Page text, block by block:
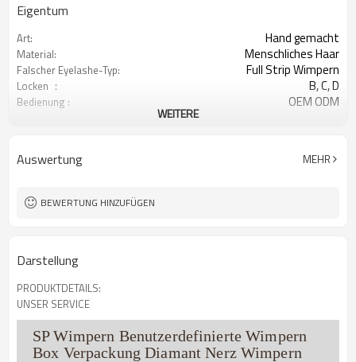
Eigentum
Art: Hand gemacht
Material: Menschliches Haar
Falscher Eyelashe-Typ: Full Strip Wimpern
Locken ： B, C, D
Bedienung : OEM ODM
Maßgeschneiderte paket akzeptiert
WEITERE
Auswertung MEHR
BEWERTUNG HINZUFÜGEN
Darstellung
PRODUKTDETAILS:
UNSER SERVICE
SP Wimpern Benutzerdefinierte Wimpern
Box Verpackung Diamant Nerz Wimpern